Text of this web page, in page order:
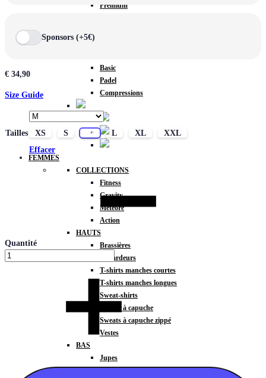
Premium
Basic
Padel
Compressions
FEMMES
COLLECTIONS
Fitness
Gravity
Météore
Action
HAUTS
Brassières
Débardeurs
T-shirts manches courtes
T-shirts manches longues
Sweat-shirts
Sweats à capuche
Sweats à capuche zippé
Vestes
BAS
Jupes
Shorts
Sponsors (+5€)
€ 34,90
Size Guide
Tailles XS S M L XL
XXL
Effacer
Quantité